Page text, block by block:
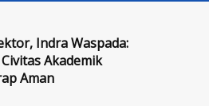
Indra Waspada:
Akademik
Aman